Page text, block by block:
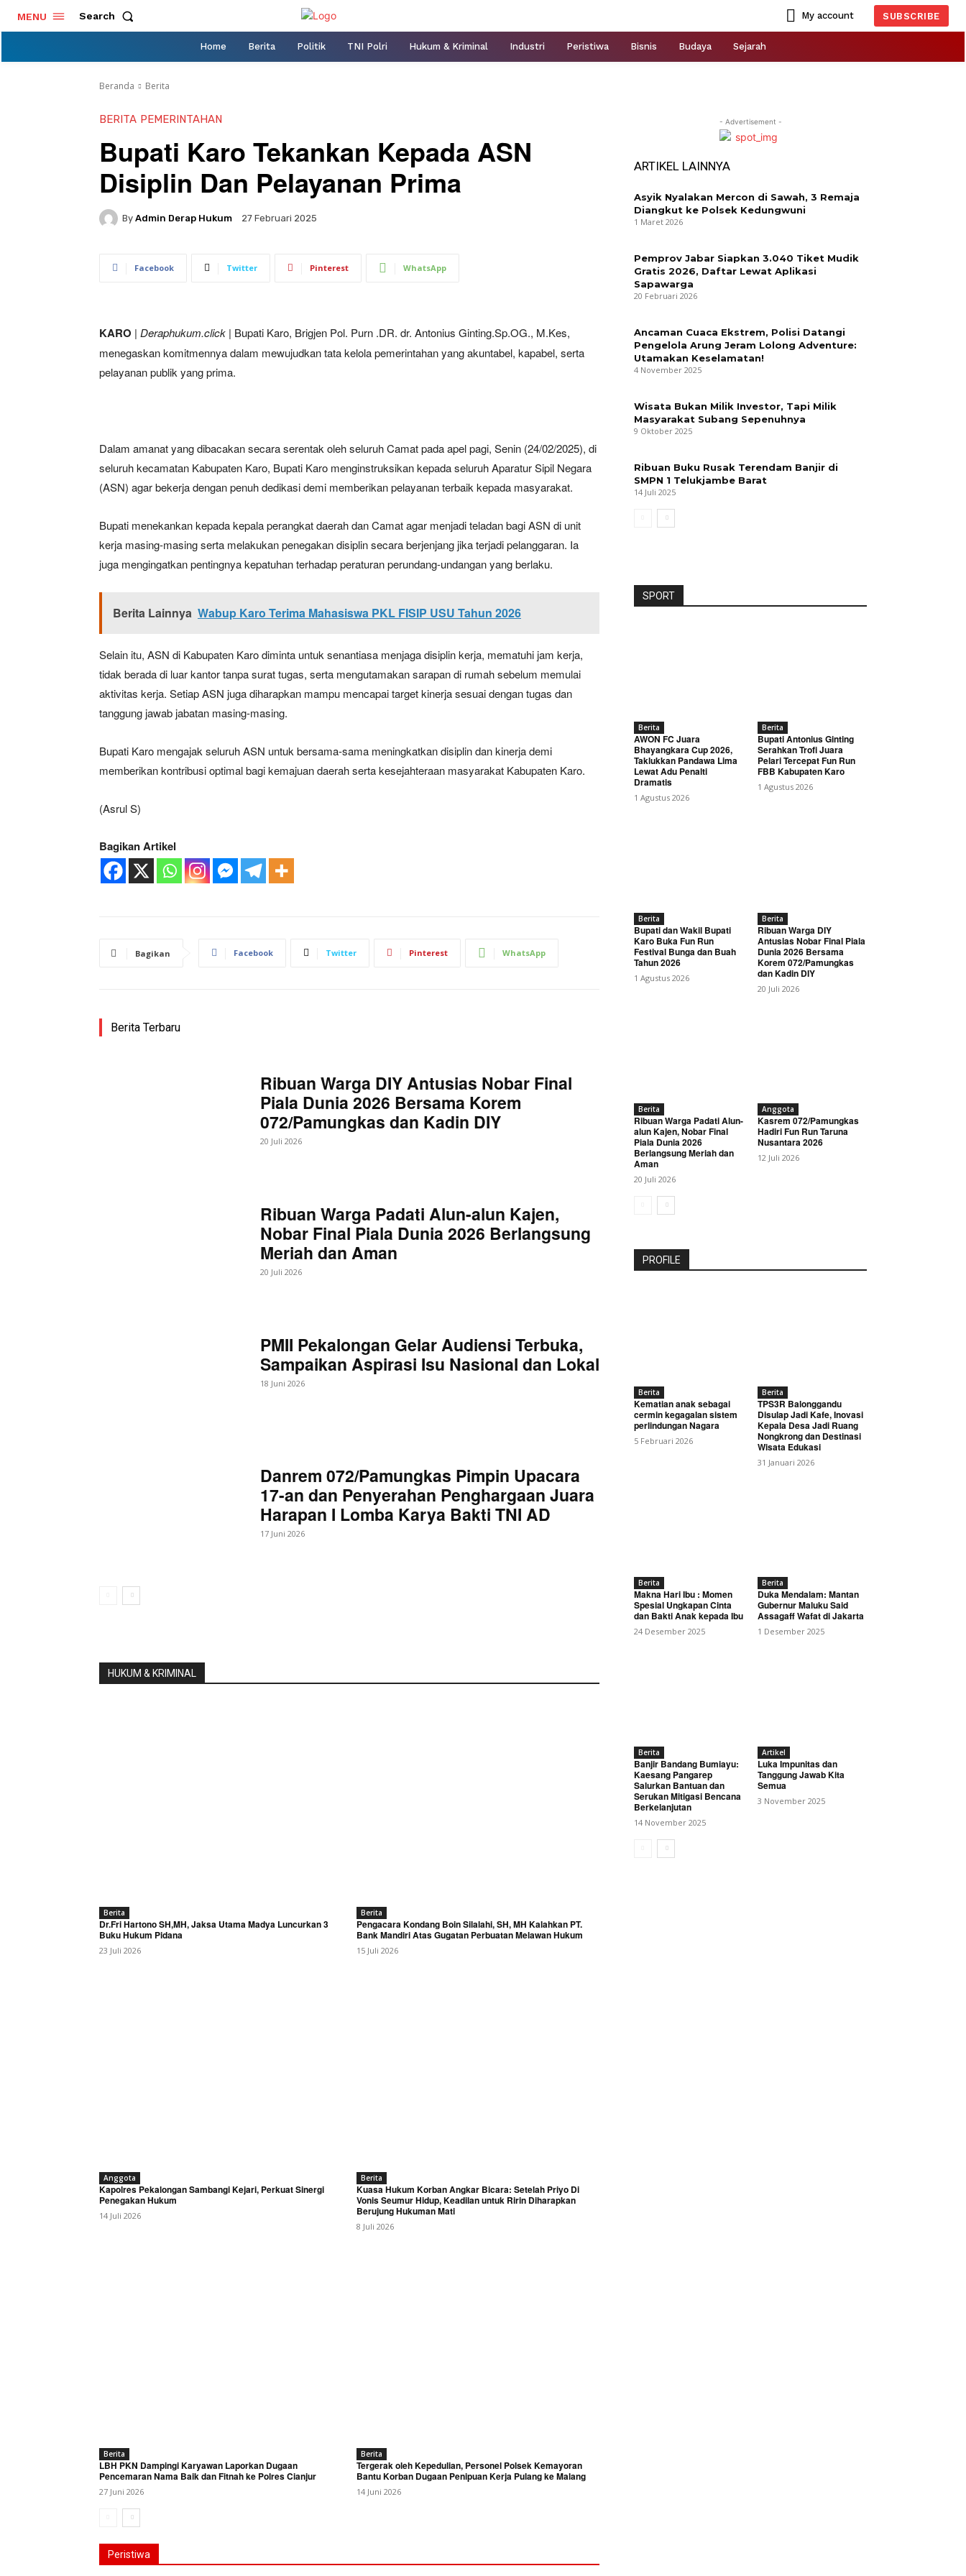
MENU Search My account SUBSCRIBE
Home Berita Politik TNI Polri Hukum & Kriminal Industri Peristiwa Bisnis Budaya Sejarah
Beranda Berita
BERITA PEMERINTAHAN
Bupati Karo Tekankan Kepada ASN
Disiplin Dan Pelayanan Prima
By Admin Derap Hukum 27 Februari 2025
Facebook Twitter Pinterest WhatsApp
KARO | Deraphukum.click | Bupati Karo, Brigjen Pol. Purn .DR. dr. Antonius Ginting.Sp.OG., M.Kes,
menegaskan komitmennya dalam mewujudkan tata kelola pemerintahan yang akuntabel, kapabel, serta
pelayanan publik yang prima.
Dalam amanat yang dibacakan secara serentak oleh seluruh Camat pada apel pagi, Senin (24/02/2025), di
seluruh kecamatan Kabupaten Karo, Bupati Karo menginstruksikan kepada seluruh Aparatur Sipil Negara
(ASN) agar bekerja dengan penuh dedikasi demi memberikan pelayanan terbaik kepada masyarakat.
Bupati menekankan kepada kepala perangkat daerah dan Camat agar menjadi teladan bagi ASN di unit
kerja masing-masing serta melakukan penegakan disiplin secara berjenjang jika terjadi pelanggaran. Ia
juga mengingatkan pentingnya kepatuhan terhadap peraturan perundang-undangan yang berlaku.
Berita Lainnya Wabup Karo Terima Mahasiswa PKL FISIP USU Tahun 2026
Selain itu, ASN di Kabupaten Karo diminta untuk senantiasa menjaga disiplin kerja, mematuhi jam kerja,
tidak berada di luar kantor tanpa surat tugas, serta mengutamakan sarapan di rumah sebelum memulai
aktivitas kerja. Setiap ASN juga diharapkan mampu mencapai target kinerja sesuai dengan tugas dan
tanggung jawab jabatan masing-masing.
Bupati Karo mengajak seluruh ASN untuk bersama-sama meningkatkan disiplin dan kinerja demi
memberikan kontribusi optimal bagi kemajuan daerah serta kesejahteraan masyarakat Kabupaten Karo.
(Asrul S)
Bagikan Artikel
Bagikan Facebook Twitter Pinterest WhatsApp
Berita Terbaru
Ribuan Warga DIY Antusias Nobar Final
Piala Dunia 2026 Bersama Korem
072/Pamungkas dan Kadin DIY
20 Juli 2026
Ribuan Warga Padati Alun-alun Kajen,
Nobar Final Piala Dunia 2026 Berlangsung
Meriah dan Aman
20 Juli 2026
PMII Pekalongan Gelar Audiensi Terbuka,
Sampaikan Aspirasi Isu Nasional dan Lokal
18 Juni 2026
Danrem 072/Pamungkas Pimpin Upacara
17-an dan Penyerahan Penghargaan Juara
Harapan I Lomba Karya Bakti TNI AD
17 Juni 2026
HUKUM & KRIMINAL
Berita
Dr.Fri Hartono SH,MH, Jaksa Utama Madya Luncurkan 3
Buku Hukum Pidana
23 Juli 2026
Berita
Pengacara Kondang Boin Silalahi, SH, MH Kalahkan PT.
Bank Mandiri Atas Gugatan Perbuatan Melawan Hukum
15 Juli 2026
Anggota
Kapolres Pekalongan Sambangi Kejari, Perkuat Sinergi
Penegakan Hukum
14 Juli 2026
Berita
Kuasa Hukum Korban Angkar Bicara: Setelah Priyo Di
Vonis Seumur Hidup, Keadilan untuk Ririn Diharapkan
Berujung Hukuman Mati
8 Juli 2026
Berita
LBH PKN Dampingi Karyawan Laporkan Dugaan
Pencemaran Nama Baik dan Fitnah ke Polres Cianjur
27 Juni 2026
Berita
Tergerak oleh Kepedulian, Personel Polsek Kemayoran
Bantu Korban Dugaan Penipuan Kerja Pulang ke Malang
14 Juni 2026
Peristiwa
- Advertisement -
ARTIKEL LAINNYA
Asyik Nyalakan Mercon di Sawah, 3 Remaja
Diangkut ke Polsek Kedungwuni
1 Maret 2026
Pemprov Jabar Siapkan 3.040 Tiket Mudik
Gratis 2026, Daftar Lewat Aplikasi
Sapawarga
20 Februari 2026
Ancaman Cuaca Ekstrem, Polisi Datangi
Pengelola Arung Jeram Lolong Adventure:
Utamakan Keselamatan!
4 November 2025
Wisata Bukan Milik Investor, Tapi Milik
Masyarakat Subang Sepenuhnya
9 Oktober 2025
Ribuan Buku Rusak Terendam Banjir di
SMPN 1 Telukjambe Barat
14 Juli 2025
SPORT
Berita
AWON FC Juara
Bhayangkara Cup 2026,
Taklukkan Pandawa Lima
Lewat Adu Penalti
Dramatis
1 Agustus 2026
Berita
Bupati Antonius Ginting
Serahkan Trofi Juara
Pelari Tercepat Fun Run
FBB Kabupaten Karo
1 Agustus 2026
Berita
Bupati dan Wakil Bupati
Karo Buka Fun Run
Festival Bunga dan Buah
Tahun 2026
1 Agustus 2026
Berita
Ribuan Warga DIY
Antusias Nobar Final Piala
Dunia 2026 Bersama
Korem 072/Pamungkas
dan Kadin DIY
20 Juli 2026
Berita
Ribuan Warga Padati Alun-
alun Kajen, Nobar Final
Piala Dunia 2026
Berlangsung Meriah dan
Aman
20 Juli 2026
Anggota
Kasrem 072/Pamungkas
Hadiri Fun Run Taruna
Nusantara 2026
12 Juli 2026
PROFILE
Berita
Kematian anak sebagai
cermin kegagalan sistem
perlindungan Nagara
5 Februari 2026
Berita
TPS3R Balonggandu
Disulap Jadi Kafe, Inovasi
Kepala Desa Jadi Ruang
Nongkrong dan Destinasi
Wisata Edukasi
31 Januari 2026
Berita
Makna Hari Ibu : Momen
Spesial Ungkapan Cinta
dan Bakti Anak kepada Ibu
24 Desember 2025
Berita
Duka Mendalam: Mantan
Gubernur Maluku Said
Assagaff Wafat di Jakarta
1 Desember 2025
Berita
Banjir Bandang Bumiayu:
Kaesang Pangarep
Salurkan Bantuan dan
Serukan Mitigasi Bencana
Berkelanjutan
14 November 2025
Artikel
Luka Impunitas dan
Tanggung Jawab Kita
Semua
3 November 2025